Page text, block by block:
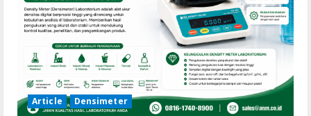
Article Densimeter